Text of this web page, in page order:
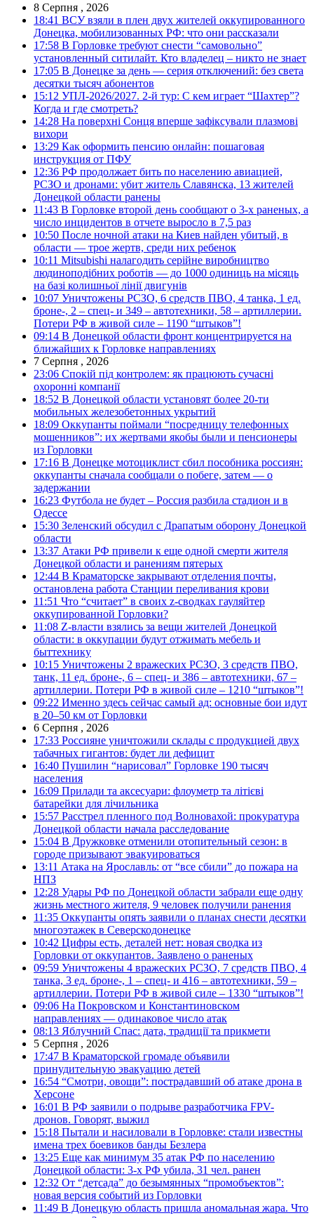
8 Серпня , 2026
18:41 ВСУ взяли в плен двух жителей оккупированного
Донецка, мобилизованных РФ: что они рассказали
17:58 В Горловке требуют снести “самовольно”
установленный ситилайт. Кто владелец – никто не знает
17:05 В Донецке за день — серия отключений: без света
десятки тысяч абонентов
15:12 УПЛ-2026/2027. 2-й тур: С кем играет “Шахтер”?
Когда и где смотреть?
14:28 На поверхні Сонця вперше зафіксували плазмові
вихори
13:29 Как оформить пенсию онлайн: пошаговая
инструкция от ПФУ
12:36 РФ продолжает бить по населению авиацией,
РСЗО и дронами: убит житель Славянска, 13 жителей
Донецкой области ранены
11:43 В Горловке второй день сообщают о 3-х раненых, а
число инцидентов в отчете выросло в 7,5 раз
10:50 После ночной атаки на Киев найден убитый, в
области — трое жертв, среди них ребенок
10:11 Mitsubishi налагодить серійне виробництво
людиноподібних роботів — до 1000 одиниць на місяць
на базі колишньої лінії двигунів
10:07 Уничтожены РСЗО, 6 средств ПВО, 4 танка, 1 ед.
броне-, 2 – спец- и 349 – автотехники, 58 – артиллерии.
Потери РФ в живой силе – 1190 “штыков”!
09:14 В Донецкой области фронт концентрируется на
ближайших к Горловке направлениях
7 Серпня , 2026
23:06 Спокій під контролем: як працюють сучасні
охоронні компанії
18:52 В Донецкой области установят более 20-ти
мобильных железобетонных укрытий
18:09 Оккупанты поймали “посредницу телефонных
мошенников”: их жертвами якобы были и пенсионеры
из Горловки
17:16 В Донецке мотоциклист сбил пособника россиян:
оккупанты сначала сообщали о побеге, затем — о
задержании
16:23 Футбола не будет – Россия разбила стадион и в
Одессе
15:30 Зеленский обсудил с Драпатым оборону Донецкой
области
13:37 Атаки РФ привели к еще одной смерти жителя
Донецкой области и ранениям пятерых
12:44 В Краматорске закрывают отделения почты,
остановлена работа Станции переливания крови
11:51 Что “считает” в своих z-сводках гауляйтер
оккупированной Горловки?
11:08 Z-власти взялись за вещи жителей Донецкой
области: в оккупации будут отжимать мебель и
быттехнику
10:15 Уничтожены 2 вражеских РСЗО, 3 средств ПВО,
танк, 11 ед. броне-, 6 – спец- и 386 – автотехники, 67 –
артиллерии. Потери РФ в живой силе – 1210 “штыков”!
09:22 Именно здесь сейчас самый ад: основные бои идут
в 20–50 км от Горловки
6 Серпня , 2026
17:33 Россияне уничтожили склады с продукцией двух
табачных гигантов: будет ли дефицит
16:40 Пушилин “нарисовал” Горловке 190 тысяч
населения
16:09 Прилади та аксесуари: флоуметр та літієві
батарейки для лічильника
15:57 Расстрел пленного под Волновахой: прокуратура
Донецкой области начала расследование
15:04 В Дружковке отменили отопительный сезон: в
городе призывают эвакуироваться
13:11 Атака на Ярославль: от “все сбили” до пожара на
НПЗ
12:28 Удары РФ по Донецкой области забрали еще одну
жизнь местного жителя, 9 человек получили ранения
11:35 Оккупанты опять заявили о планах снести десятки
многоэтажек в Северскодонецке
10:42 Цифры есть, деталей нет: новая сводка из
Горловки от оккупантов. Заявлено о раненых
09:59 Уничтожены 4 вражеских РСЗО, 7 средств ПВО, 4
танка, 3 ед. броне-, 1 – спец- и 416 – автотехники, 59 –
артиллерии. Потери РФ в живой силе – 1330 “штыков”!
09:06 На Покровском и Константиновском
направлениях — одинаковое число атак
08:13 Яблучний Спас: дата, традиції та прикмети
5 Серпня , 2026
17:47 В Краматорской громаде объявили
принудительную эвакуацию детей
16:54 “Смотри, овощи”: пострадавший об атаке дрона в
Херсоне
16:01 В РФ заявили о подрыве разработчика FPV-
дронов. Говорят, выжил
15:18 Пытали и насиловали в Горловке: стали известны
имена трех боевиков банды Безлера
13:25 Еще как минимум 35 атак РФ по населению
Донецкой области: 3-х РФ убила, 31 чел. ранен
12:32 От “детсада” до безымянных “промобъектов”:
новая версия событий из Горловки
11:49 В Донецкую область пришла аномальная жара. Что